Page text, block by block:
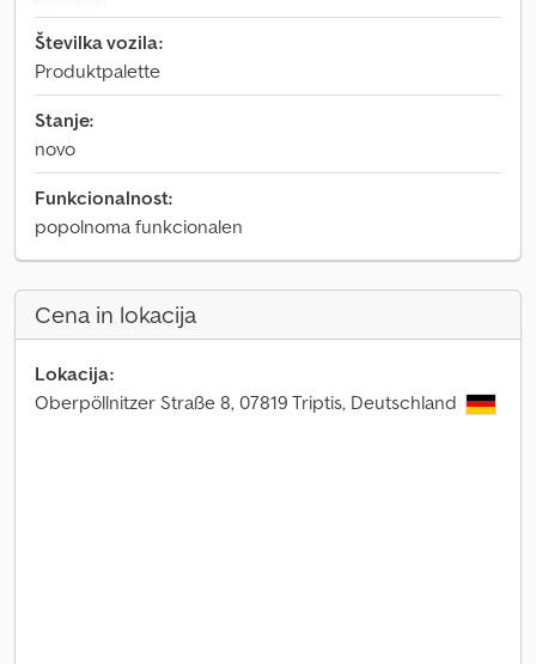
Številka vozila:
Produktpalette
Stanje:
novo
Funkcionalnost:
popolnoma funkcionalen
Cena in lokacija
Lokacija:
Oberpöllnitzer Straße 8, 07819 Triptis, Deutschland